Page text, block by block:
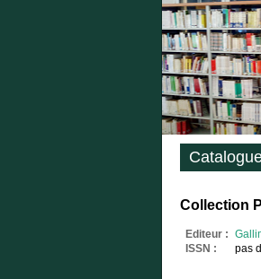
Collection
Editeur :
ISSN :
pas